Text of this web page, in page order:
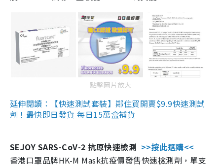
點擊圖片放大
延伸閱讀：【快速測試套裝】鄰住買開賣$9.9快速測試
劑！最快即日發貨 每日15萬盒補貨
SEJOY SARS-CoV-2 抗原快速檢測 >>按此選購<<
香港口罩品牌HK-M Mask抗疫價發售快速檢測劑，單支